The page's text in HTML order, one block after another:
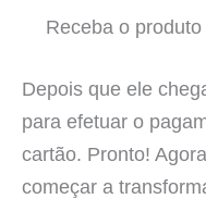
Receba o
Depois que ele
para efetuar o
cartão. Pronto!
começar a